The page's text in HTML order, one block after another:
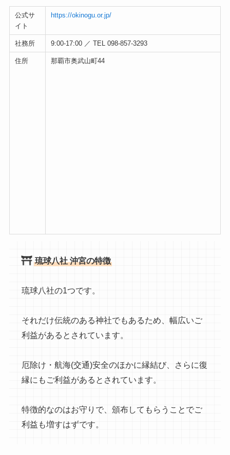
公式サ
イト
https://okinogu.or.jp/
社務所 9:00-17:00 ／ TEL 098-857-3293
住所 那覇市奥武山町44
琉球八社 沖宮の特徴
琉球八社の1つです。
それだけ伝統のある神社でもあるため、幅広いご
利益があるとされています。
厄除け・航海(交通)安全のほかに縁結び、さらに復
縁にもご利益があるとされています。
特徴的なのはお守りで、頒布してもらうことでご
利益も増すはずです。